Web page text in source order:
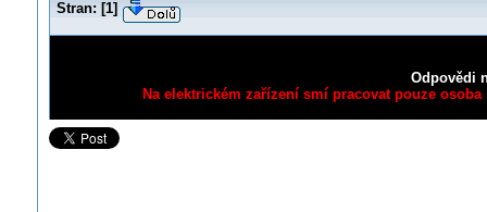
Stran: [1]
Odpovědi
Na elektrickém zařízení smí pracovat pouze